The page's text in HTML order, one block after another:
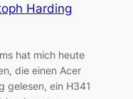
Harding
hat mich heute
die einen Acer
gelesen, ein H341